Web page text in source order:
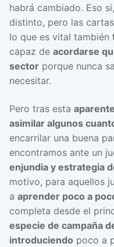
habrá cambiado. Eso
distinto, pero las
lo que es vital también
capaz de acordarse
sector porque nunca
necesitar.
Pero tras esta
asimilar algunos
encarrilar una buena
encontramos ante un
enjundia y estrategia
motivo, para aquellos
a aprender poco a
completa desde el
especie de campaña
introduciendo poco a